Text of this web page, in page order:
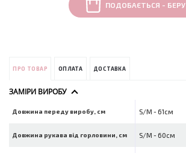
ПОДОБАЄТЬСЯ - БЕРУ
ПРО ТОВАР ОПЛАТА ДОСТАВКА
ЗАМІРИ ВИРОБУ
Довжина переду виробу, см S/M - 61см
Довжина рукава від горловини, см S/M - 60см